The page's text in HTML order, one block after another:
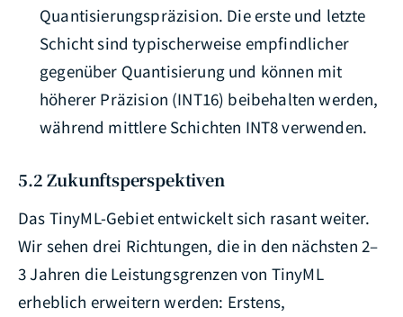
Quantisierungspräzision. Die erste und letzte
Schicht sind typischerweise empfindlicher
gegenüber Quantisierung und können mit
höherer Präzision (INT16) beibehalten werden,
während mittlere Schichten INT8 verwenden.
5.2 Zukunftsperspektiven
Das TinyML-Gebiet entwickelt sich rasant weiter.
Wir sehen drei Richtungen, die in den nächsten 2–
3 Jahren die Leistungsgrenzen von TinyML
erheblich erweitern werden: Erstens,